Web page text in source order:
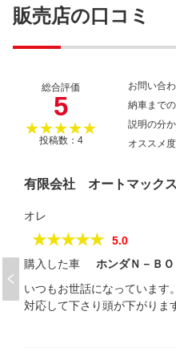
販売店の口コミ
総合評価
5
★★★★★
投稿数：4
お問い合
納車まで
説明の分
オススメ度
有限会社 オートマックス
オレ
★★★★★
5.0
購入した車
ホンダＮ－Ｂ
いつもお世話になっています
対応して下さり頭が下がりま